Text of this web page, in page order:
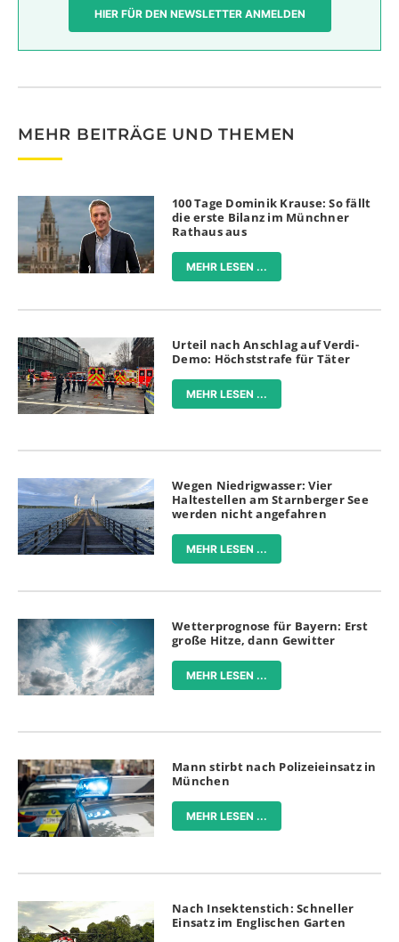
HIER FÜR DEN NEWSLETTER ANMELDEN
MEHR BEITRÄGE UND THEMEN
100 Tage Dominik Krause: So fällt
die erste Bilanz im Münchner
Rathaus aus
MEHR LESEN ...
Urteil nach Anschlag auf Verdi-
Demo: Höchststrafe für Täter
MEHR LESEN ...
Wegen Niedrigwasser: Vier
Haltestellen am Starnberger See
werden nicht angefahren
MEHR LESEN ...
Wetterprognose für Bayern: Erst
große Hitze, dann Gewitter
MEHR LESEN ...
Mann stirbt nach Polizeieinsatz in
München
MEHR LESEN ...
Nach Insektenstich: Schneller
Einsatz im Englischen Garten